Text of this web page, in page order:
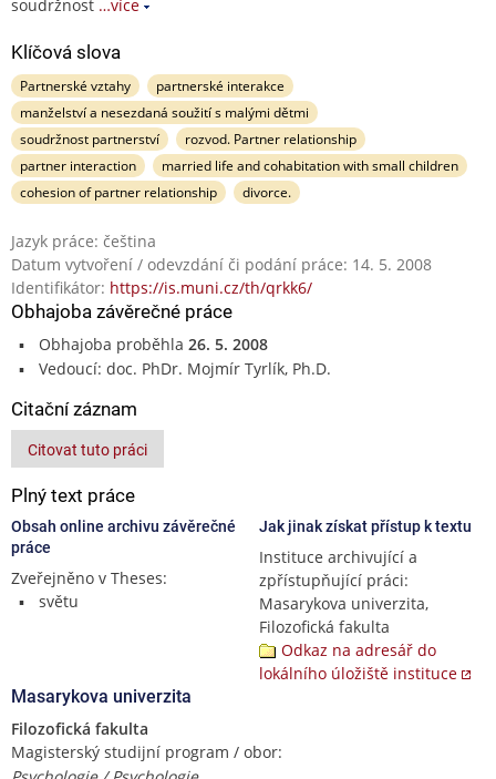
soudržnost …více
Klíčová slova
Partnerské vztahy
partnerské interakce
manželství a nesezdaná soužití s malými dětmi
soudržnost partnerství
rozvod. Partner relationship
partner interaction
married life and cohabitation with small children
cohesion of partner relationship
divorce.
Jazyk práce: čeština
Datum vytvoření / odevzdání či podání práce: 14. 5. 2008
Identifikátor: https://is.muni.cz/th/qrkk6/
Obhajoba závěrečné práce
Obhajoba proběhla 26. 5. 2008
Vedoucí: doc. PhDr. Mojmír Tyrlík, Ph.D.
Citační záznam
Citovat tuto práci
Plný text práce
Obsah online archivu závěrečné
práce
Zveřejněno v Theses:
světu
Jak jinak získat přístup k textu
Instituce archivující a
zpřístupňující práci:
Masarykova univerzita,
Filozofická fakulta
Odkaz na adresář do
lokálního úložiště instituce
Masarykova univerzita
Filozofická fakulta
Magisterský studijní program / obor: